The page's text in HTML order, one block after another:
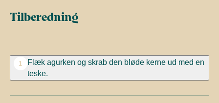
Tilberedning
1
Flæk agurken og skrab den bløde kerne ud med en
teske.